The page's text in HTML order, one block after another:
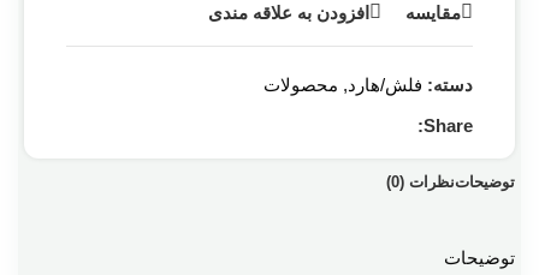
مقایسه افزودن به علاقه مندی
دسته: فلش/هارد, محصولات
Share:
توضیحاتنظرات (0)
توضیحات